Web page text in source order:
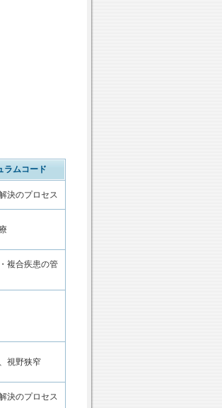
ラムコード
決のプロセス
複合疾患の管
視野狭窄
決のプロセス